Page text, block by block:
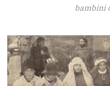
bambini